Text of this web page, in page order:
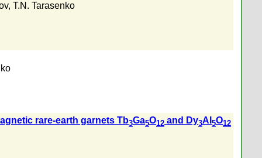
, T.N. Tarasenko
rare-earth garnets Tb3Ga5O12 and Dy3AI 5O12